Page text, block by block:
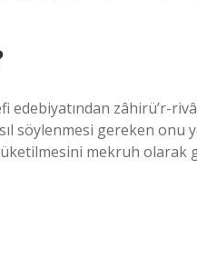
zâhirü’r-
söylenmesi gereken onu
mekruh olarak